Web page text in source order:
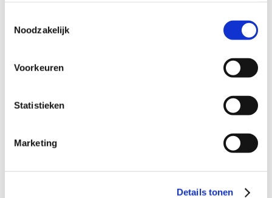
Noodzakelijk
Voorkeuren
Statistieken
Marketing
Details tonen
Schuldregeling
Wil je een extra module activeren voor je
organisatie? In het Selfserviceportaal geef je
dat met één klik aan. Je dient dan een